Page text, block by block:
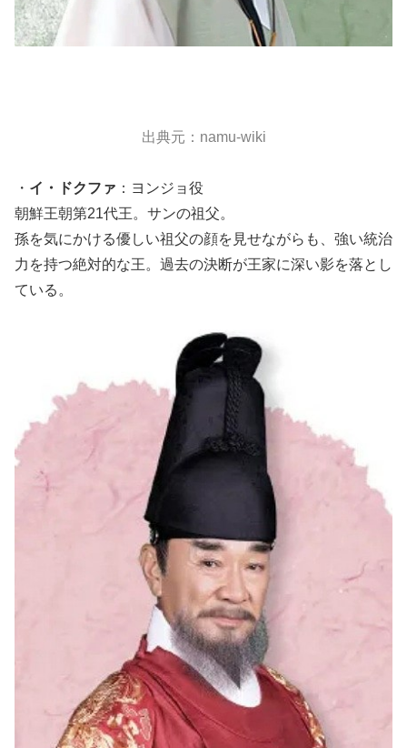
出典元：namu-wiki
・ イ・ドクファ ：ヨンジョ役
朝鮮王朝第21代王。サンの祖父。
孫を気にかける優しい祖父の顔を見せながらも、強い統治
力を持つ絶対的な王。過去の決断が王家に深い影を落とし
ている。